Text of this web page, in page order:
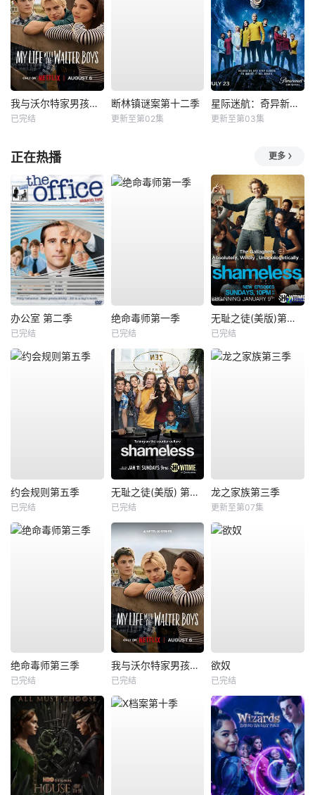
我与沃尔特家男孩的生活第三季
已完结
断林镇谜案第十二季
更新至第02集
星际迷航：奇异新世界第四季
更新至第03集
正在热播 更多
办公室 第二季
已完结
绝命毒师第一季
已完结
无耻之徒(美版)第一季
已完结
约会规则第五季
已完结
无耻之徒(美版) 第五季
已完结
龙之家族第三季
更新至第07集
绝命毒师第三季
已完结
我与沃尔特家男孩的生活第三季
已完结
欲奴
已完结